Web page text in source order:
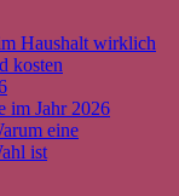
Haushalt wirklich
kosten
im Jahr 2026
eine
ist